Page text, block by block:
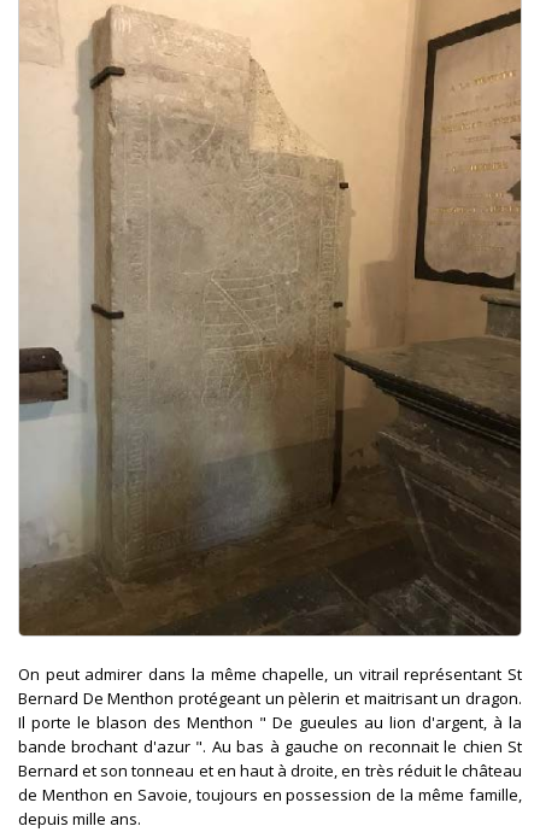
On peut admirer dans la même chapelle, un vitrail représentant St
Bernard De Menthon protégeant un pèlerin et maitrisant un dragon.
Il porte le blason des Menthon " De gueules au lion d'argent, à la
bande brochant d'azur ". Au bas à gauche on reconnait le chien St
Bernard et son tonneau et en haut à droite, en très réduit le château
de Menthon en Savoie, toujours en possession de la même famille,
depuis mille ans.